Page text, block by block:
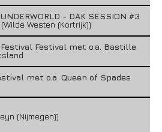
- DAK SESSION #3
Westen (Kortrijk))
Festival met o.a. Bastille
met o.a. Queen of Spades
(Nijmegen))